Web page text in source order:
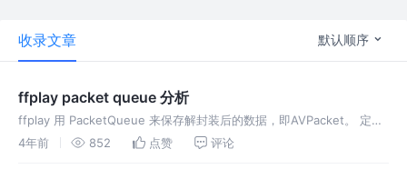
收录文章 默认顺序
ffplay packet queue 分析
ffplay 用 PacketQueue 来保存解封装后的数据，即AVPacket。 定义
MyAVPacketList表示队列中的元素，这里命名为MyAVPacketNode可
4年前 852 点赞 评论